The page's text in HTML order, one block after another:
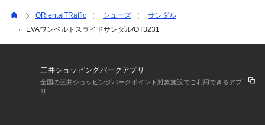
ORientalTRaffic シューズ
サンダル
EVAワンベルトスライドサンダル/OT3231
三井ショッピングパークアプリ
全国の三井ショッピングパークポイント対象施設でご利用できるアプ
リ